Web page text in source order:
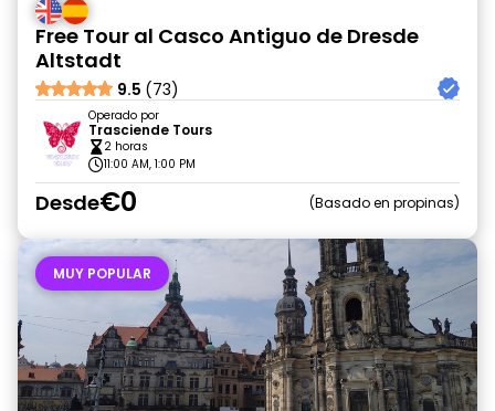
Free Tour al Casco Antiguo de Dresde
Altstadt
9.5 (73)
Operado por
Trasciende Tours
2 horas
11:00 AM, 1:00 PM
Desde€0 Basado en propinas
MUY POPULAR